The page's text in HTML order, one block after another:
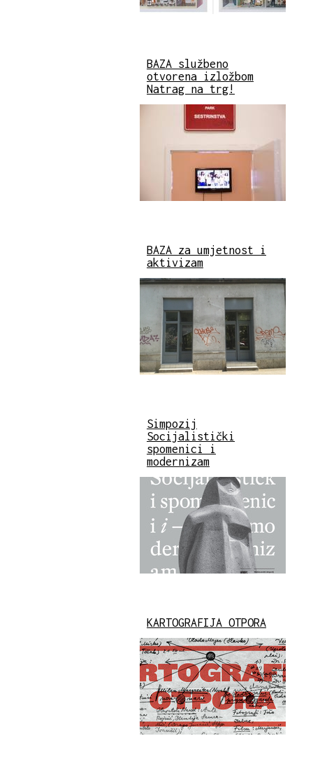
BAZA službeno
otvorena izložbom
Natrag na trg!
BAZA za umjetnost i
aktivizam
Simpozij
Socijalistički
spomenici i
modernizam
KARTOGRAFIJA OTPORA